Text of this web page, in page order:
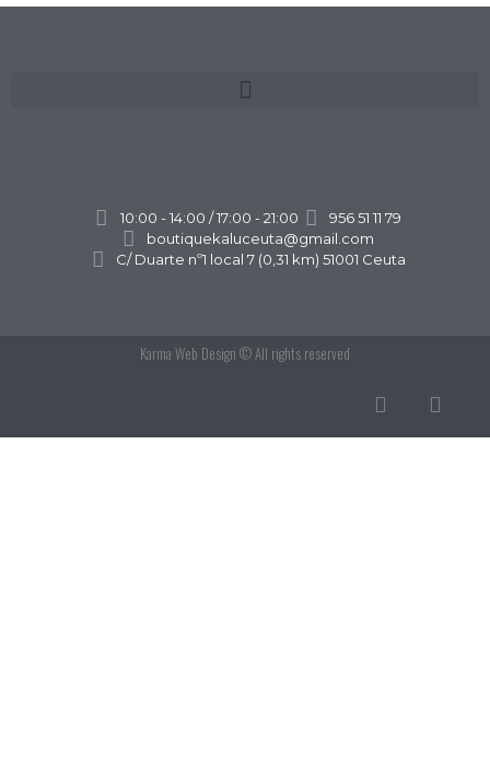
10:00 - 14:00 / 17:00 - 21:00
956 51 11 79
boutiquekaluceuta@gmail.com
C/ Duarte nº1 local 7 (0,31 km) 51001 Ceuta
Karma Web Design © All rights reserved